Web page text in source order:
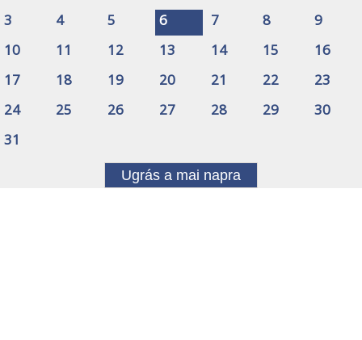
3
4 5 6 7 8
9
10
11 12 13 14 15
16
17
18 19 20 21 22
23
24
25 26 27 28 29
30
31
Ugrás a mai napra